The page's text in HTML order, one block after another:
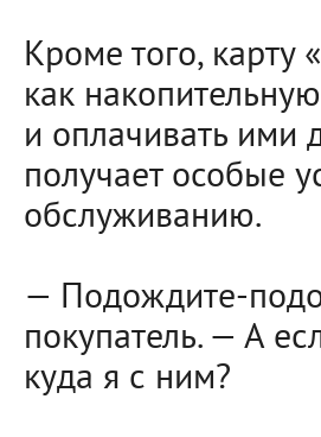
Кроме того, карту
как
и оплачивать ими
получает особые
обслуживанию.
— Подождите-
покупатель. — А
куда я с ним?